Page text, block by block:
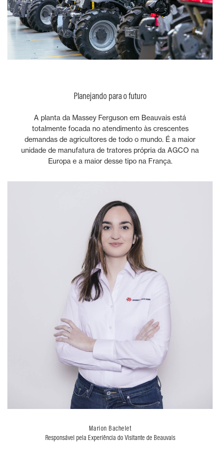
Planejando para o futuro
A planta da Massey Ferguson em Beauvais está
totalmente focada no atendimento às crescentes
demandas de agricultores de todo o mundo. É a maior
unidade de manufatura de tratores própria da AGCO na
Europa e a maior desse tipo na França.
Marion Bachelet
Responsável pela Experiência do Visitante de Beauvais